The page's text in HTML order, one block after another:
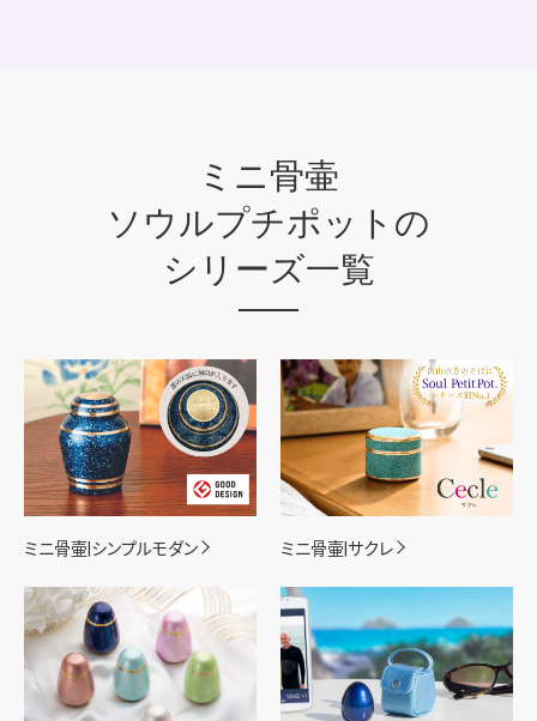
ミニ骨壷
ソウルプチポットの
シリーズ一覧
ミニ骨壷|シンプルモダン ミニ骨壷|サクレ